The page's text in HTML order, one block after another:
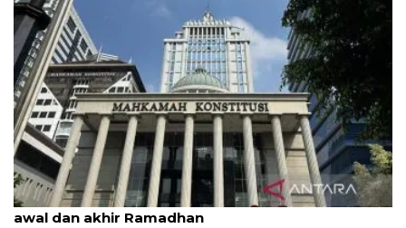
MK uji materi UU Peradilan Agama perihal isbat
awal dan akhir Ramadhan